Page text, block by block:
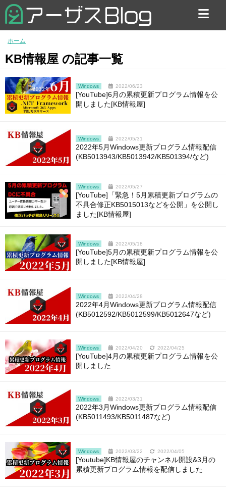
お問い合わせ
ホーム
KB情報屋 の記事一覧
Windows 2022/06/23
[YouTube]6月の累積更新プログラム情報を公
開しました[KB情報屋]
Windows 2022/05/31
2022年5月Windows更新プログラム情報配信
(KB5013943/KB5013942/KB501394/など)
Windows 2022/05/27
[YouTube]「緊急！5月累積更新プログラムの
不具合修正KB5015013などを公開」を公開し
ました[KB情報屋]
Windows 2022/05/18
[YouTube]5月の累積更新プログラム情報を公
開しました[KB情報屋]
Windows 2022/04/28
2022年4月Windows更新プログラム情報配信
(KB5012592/KB5012599/KB5012647など)
Windows 2022/04/20 2022/04/25
[YouTube]4月の累積更新プログラム情報を公
開しました
Windows 2022/03/31
2022年3月Windows更新プログラム情報配信
(KB5011493/KB5011487など)
Windows 2022/03/22 2022/04/05
[Youtube]KB情報屋のチャンネル開設&3月の
累積更新プログラム情報を配信しました